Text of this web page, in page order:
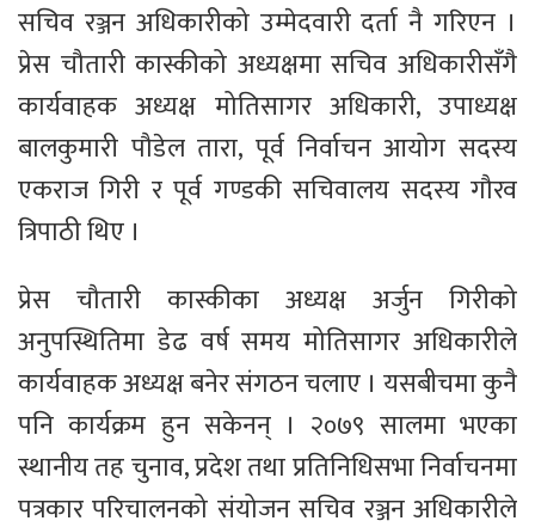
सचिव रञ्जन अधिकारीको उम्मेदवारी दर्ता नै गरिएन ।
प्रेस चौतारी कास्कीको अध्यक्षमा सचिव अधिकारीसँगै
कार्यवाहक अध्यक्ष मोतिसागर अधिकारी, उपाध्यक्ष
बालकुमारी पौडेल तारा, पूर्व निर्वाचन आयोग सदस्य
एकराज गिरी र पूर्व गण्डकी सचिवालय सदस्य गौरव
त्रिपाठी थिए ।
प्रेस चौतारी कास्कीका अध्यक्ष अर्जुन गिरीको
अनुपस्थितिमा डेढ वर्ष समय मोतिसागर अधिकारीले
कार्यवाहक अध्यक्ष बनेर संगठन चलाए । यसबीचमा कुनै
पनि कार्यक्रम हुन सकेनन् । २०७९ सालमा भएका
स्थानीय तह चुनाव, प्रदेश तथा प्रतिनिधिसभा निर्वाचनमा
पत्रकार परिचालनको संयोजन सचिव रञ्जन अधिकारीले